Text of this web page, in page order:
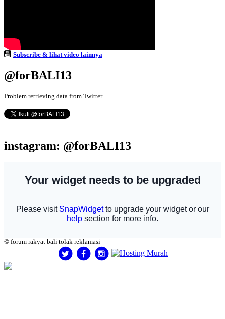
Subscribe & lihat video lainnya
@forBALI13
Problem retrieving data from Twitter
instagram: @forBALI13
© forum rakyat bali tolak reklamasi